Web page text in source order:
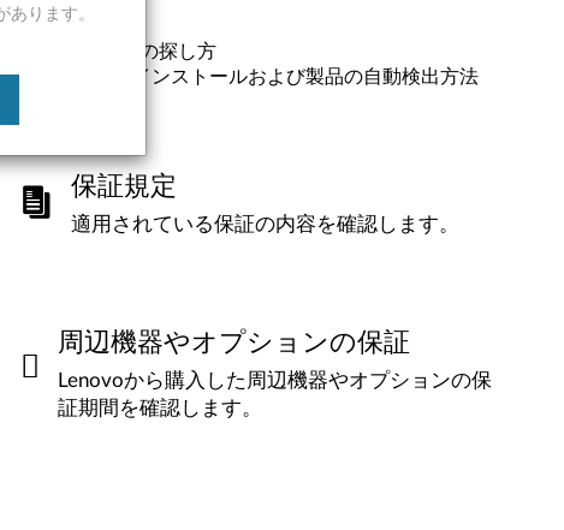
番号の探し方
のシリアル番号の探し方
Bridgeのインストールおよび製品の自動検出方法
保証規定
適用されている保証の内容を確認します。
周辺機器やオプションの保証
Lenovoから購入した周辺機器やオプションの保
証期間を確認します。
ります。